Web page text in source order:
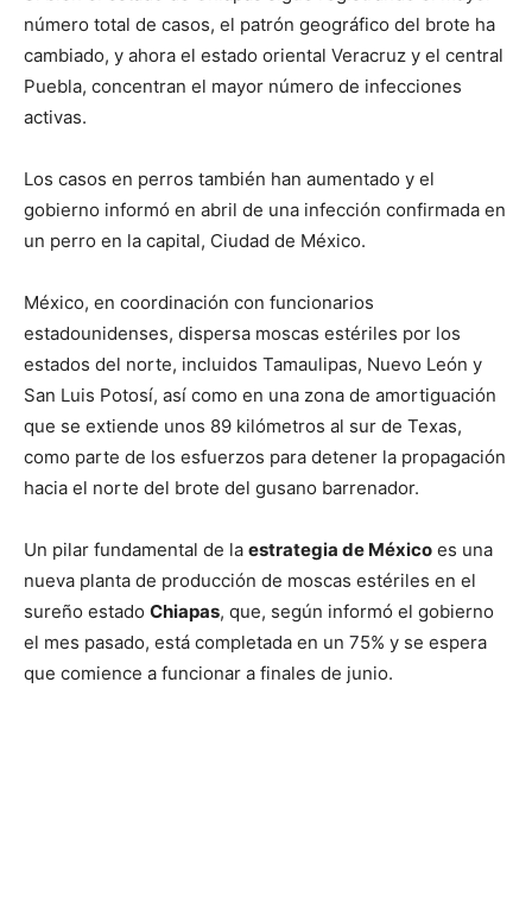
número total de casos, el patrón geográfico del brote ha
cambiado, y ahora el estado oriental Veracruz y el central
Puebla, concentran el mayor número de infecciones
activas.
Los casos en perros también han aumentado y el
gobierno informó en abril de una infección confirmada en
un perro en la capital, Ciudad de México.
México, en coordinación con funcionarios
estadounidenses, dispersa moscas estériles por los
estados del norte, incluidos Tamaulipas, Nuevo León y
San Luis Potosí, así como en una zona de amortiguación
que se extiende unos 89 kilómetros al sur de Texas,
como parte de los esfuerzos para detener la propagación
hacia el norte del brote del gusano barrenador.
Un pilar fundamental de la estrategia de México es una
nueva planta de producción de moscas estériles en el
sureño estado Chiapas, que, según informó el gobierno
el mes pasado, está completada en un 75% y se espera
que comience a funcionar a finales de junio.